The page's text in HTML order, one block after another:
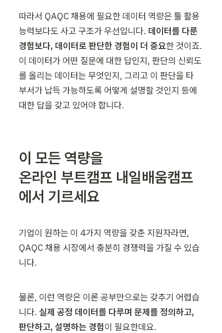
따라서 QAQC 채용에 필요한 데이터 역량은 툴 활용
능력보다도 사고 구조가 우선입니다. 데이터를 다룬
경험보다, 데이터로 판단한 경험이 더 중요한 것이죠.
이 데이터가 어떤 질문에 대한 답인지, 판단의 신뢰도
를 올리는 데이터는 무엇인지, 그리고 이 판단을 타
부서가 납득 가능하도록 어떻게 설명할 것인지 등에
대한 답을 갖고 있어야 합니다.
이 모든 역량을
온라인 부트캠프 내일배움캠프
에서 기르세요
기업이 원하는 이 4가지 역량을 갖춘 지원자라면,
QAQC 채용 시장에서 충분히 경쟁력을 가질 수 있습
니다.
물론, 이런 역량은 이론 공부만으로는 갖추기 어렵습
니다. 실제 공정 데이터를 다루며 문제를 정의하고,
판단하고, 설명하는 경험이 필요한데요.